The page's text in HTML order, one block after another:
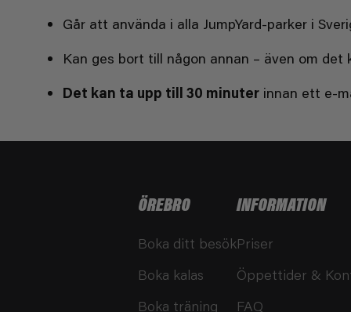
Går att använda i alla JumpYard-parker i
Kan ges bort till någon annan – även om det
Det kan ta upp till 30 minuter innan ett e-
ÖREBRO
Boka ditt besök
Boka kalas
Boka träning
INFORMATION
Priser
Öppettider &
FAQ